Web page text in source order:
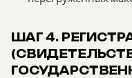
ШАГ 4.